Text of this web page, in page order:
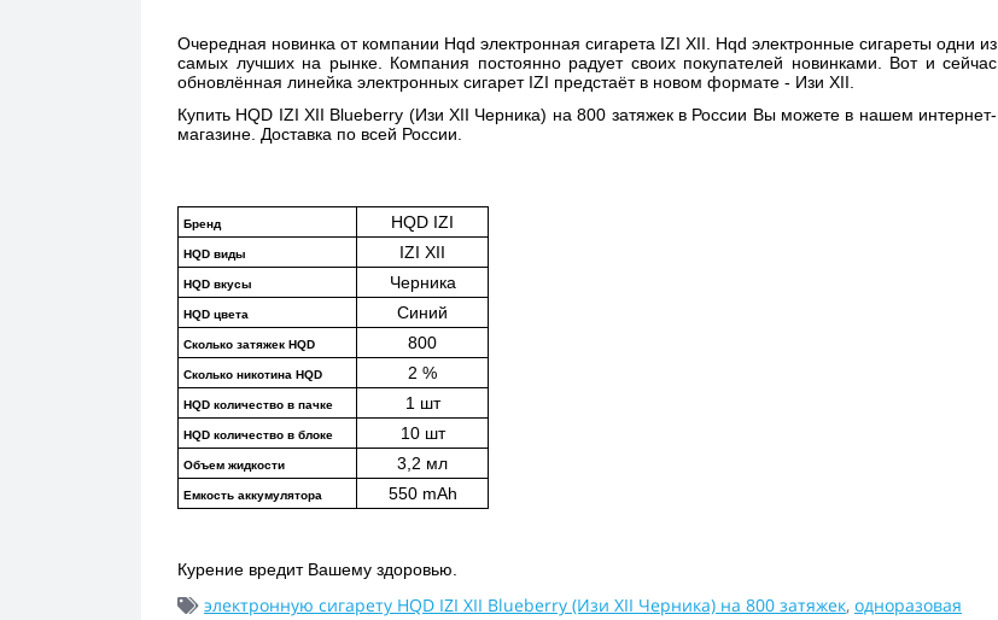
Очередная новинка от компании Hqd электронная сигарета IZI XII. Hqd электронные сигареты одни из
самых лучших на рынке. Компания постоянно радует своих покупателей новинками. Вот и сейчас
обновлённая линейка электронных сигарет IZI предстаёт в новом формате - Изи XII.
Купить HQD IZI XII Blueberry (Изи XII Черника) на 800 затяжек в России Вы можете в нашем интернет-
магазине. Доставка по всей России.
Бренд HQD IZI
HQD виды IZI XII
HQD вкусы Черника
HQD цвета Синий
Сколько затяжек HQD 800
Сколько никотина HQD 2 %
HQD количество в пачке 1 шт
HQD количество в блоке 10 шт
Объем жидкости 3,2 мл
Емкость аккумулятора 550 mAh
Курение вредит Вашему здоровью.
электронную сигарету HQD IZI XII Blueberry (Изи XII Черника) на 800 затяжек, одноразовая